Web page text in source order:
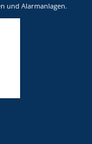
und Alarmanlagen.